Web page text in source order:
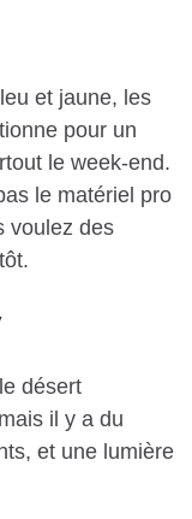
et jaune, les
pour un
le week-end.
le matériel pro
voulez des
désert
il y a du
et une lumière